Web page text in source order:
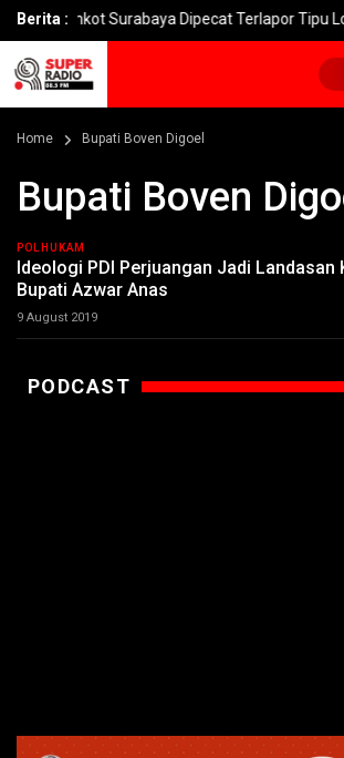
Berita :
Pemkot Surabaya Dipecat Terlapor Tipu
Home Bupati Boven Digoel
Bupati Boven
POLHUKAM
Ideologi PDI Perjuangan Jadi Landasan
Bupati Azwar Anas
9 August 2019
PODCAST